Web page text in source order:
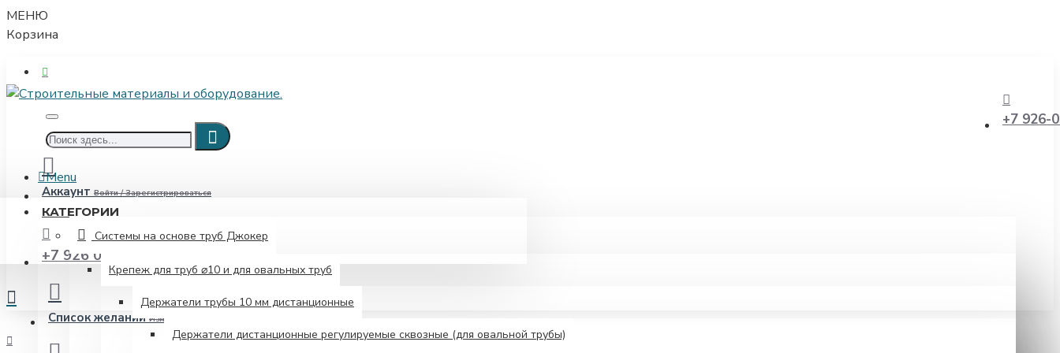
МЕНЮ
Корзина
+7 926-
Аккаунт Войти / Зарегистрироваться
Список желаний Изменить свой список желаний
Menu
КАТЕГОРИИ
Системы на основе труб Джокер
Крепеж для труб ⌀10 и для овальных труб
Держатели трубы 10 мм дистанционные
Держатели дистанционные регулируемые сквозные (для овальной трубы)
+7 926 052-00-08